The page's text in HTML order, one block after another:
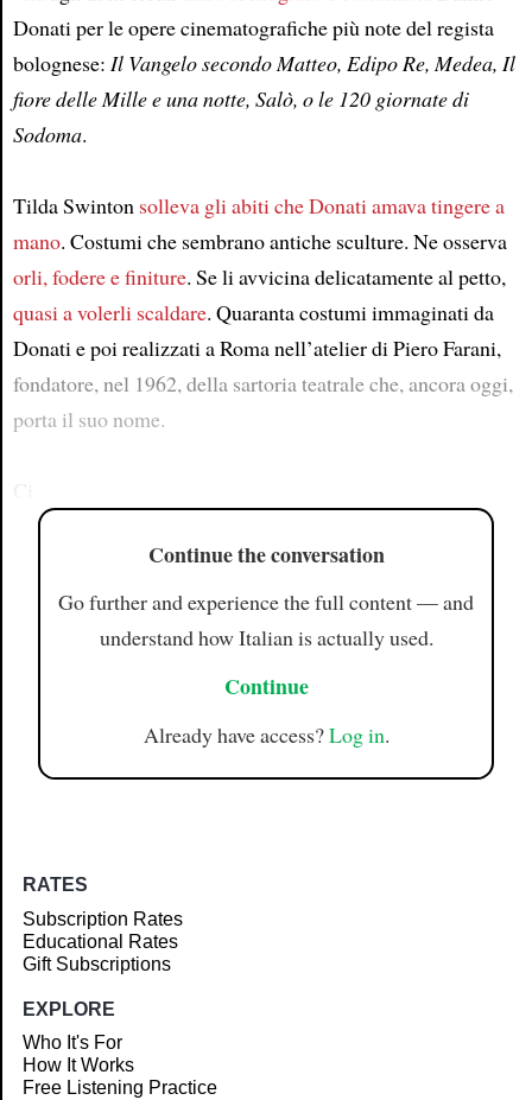
Donati per le opere cinematografiche più note del regista
bolognese: Il Vangelo secondo Matteo, Edipo Re, Medea, Il
fiore delle Mille e una notte, Salò, o le 120 giornate di
Sodoma.
Tilda Swinton solleva gli abitiche Donati amava tingere a
mano. Costumi che sembrano antiche sculture. Ne osserva
orli, fodere e finiture. Se li avvicina delicatamente al petto,
quasi a volerli scaldare. Quaranta costumi immaginati da
Donati e poi realizzati a Roma nell’atelier di Piero Farani,
fondatore, nel 1962, della sartoria teatrale che, ancora oggi,
porta il suo nome.
Continue the conversation
Go further and experience the full content — and
understand how Italian is actually used.
Continue
Already have access?Log in.
RATES
Subscription Rates
Educational Rates
Gift Subscriptions
EXPLORE
Who It's For
How It Works
Free Listening Practice